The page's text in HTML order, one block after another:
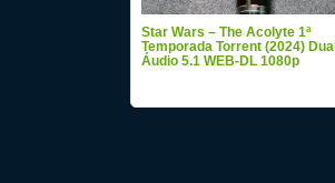
Star Wars – The Acolyte 1ª
Temporada Torrent (2024) Dual
Áudio 5.1 WEB-DL 1080p